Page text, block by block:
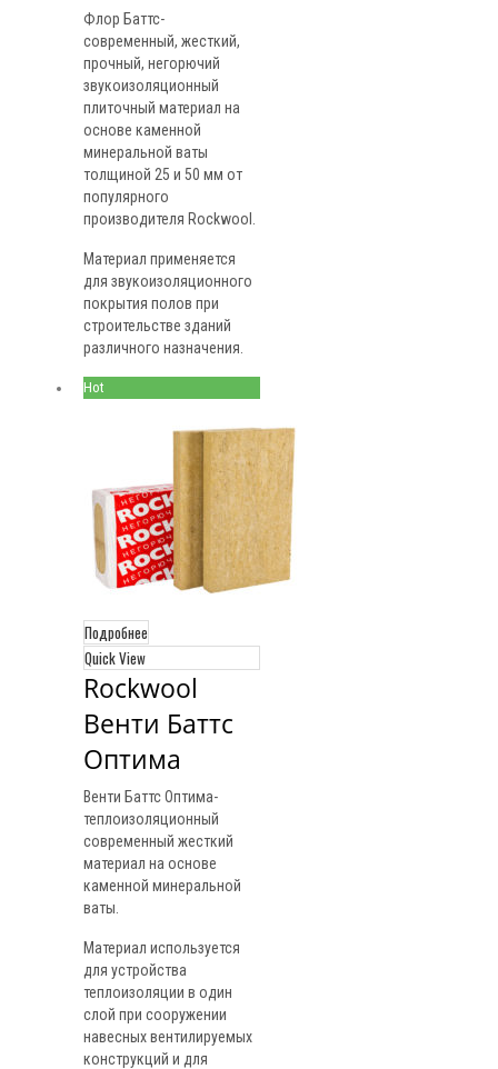
Флор Баттс-
современный, жесткий,
прочный, негорючий
звукоизоляционный
плиточный материал на
основе каменной
минеральной ваты
толщиной 25 и 50 мм от
популярного
производителя Rockwool.
Материал применяется
для звукоизоляционного
покрытия полов при
строительстве зданий
различного назначения.
Hot
Подробнее
Quick View
Rockwool
Венти Баттс
Оптима
Венти Баттс Оптима-
теплоизоляционный
современный жесткий
материал на основе
каменной минеральной
ваты.
Материал используется
для устройства
теплоизоляции в один
слой при сооружении
навесных вентилируемых
конструкций и для